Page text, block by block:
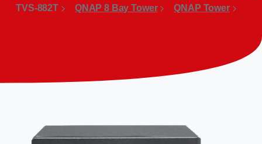
QNAP Tower
QNAP 8 Bay Tower
TVS-882T